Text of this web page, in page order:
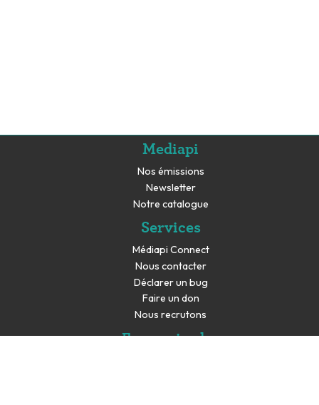
Mediapi
Nos émissions
Newsletter
Notre catalogue
Services
Médiapi Connect
Nous contacter
Déclarer un bug
Faire un don
Nous recrutons
En savoir plus